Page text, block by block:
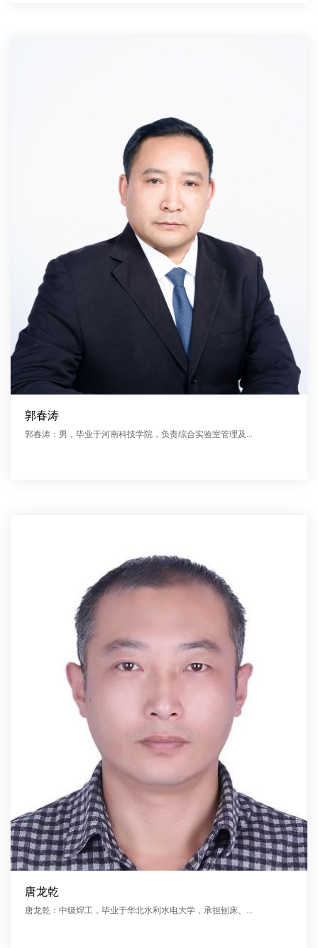
郭春涛
郭春涛：男，毕业于河南科技学院，负责综合实验室管理及...
唐龙乾
唐龙乾：中级焊工，毕业于华北水利水电大学，承担刨床、...